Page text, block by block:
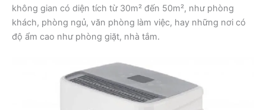
không gian có diện tích từ 30m² đến 50m², như phòng
khách, phòng ngủ, văn phòng làm việc, hay những nơi có
độ ẩm cao như phòng giặt, nhà tắm.